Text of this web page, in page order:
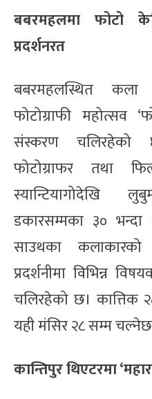
बबरमहलमा फोटो
प्रदर्शनरत
बबरमहलस्थित कला
फोटोग्राफी महोत्सव
संस्करण चलिरहेको
फोटोग्राफर तथा
स्यान्टियागोदेखि
डकारसम्मका ३०
साउथका
प्रदर्शनीमा विभिन्न
चलिरहेको छ। कात्तिक
यही मंसिर २८ सम्म
कान्तिपुर थिएटरमा